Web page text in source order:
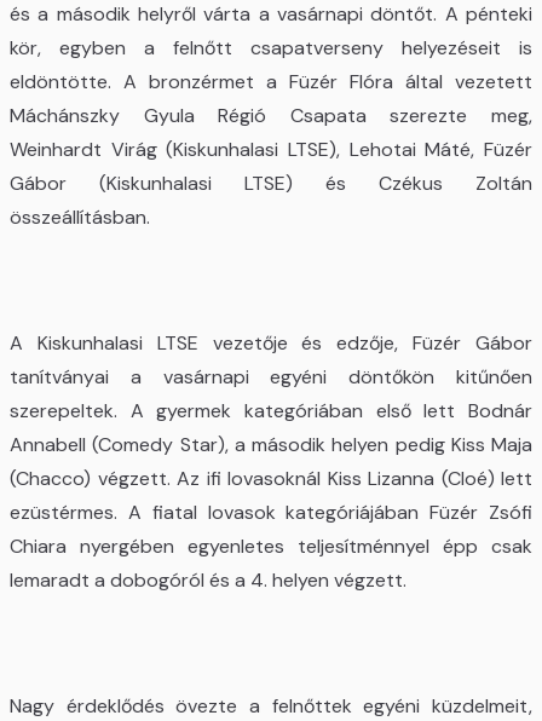
és a második helyről várta a vasárnapi döntőt. A pénteki
kör, egyben a felnőtt csapatverseny helyezéseit is
eldöntötte. A bronzérmet a Füzér Flóra által vezetett
Máchánszky Gyula Régió Csapata szerezte meg,
Weinhardt Virág (Kiskunhalasi LTSE), Lehotai Máté, Füzér
Gábor (Kiskunhalasi LTSE) és Czékus Zoltán
összeállításban.
A Kiskunhalasi LTSE vezetője és edzője, Füzér Gábor
tanítványai a vasárnapi egyéni döntőkön kitűnően
szerepeltek. A gyermek kategóriában első lett Bodnár
Annabell (Comedy Star), a második helyen pedig Kiss Maja
(Chacco) végzett. Az ifi lovasoknál Kiss Lizanna (Cloé) lett
ezüstérmes. A fiatal lovasok kategóriájában Füzér Zsófi
Chiara nyergében egyenletes teljesítménnyel épp csak
lemaradt a dobogóról és a 4. helyen végzett.
Nagy érdeklődés övezte a felnőttek egyéni küzdelmeit,